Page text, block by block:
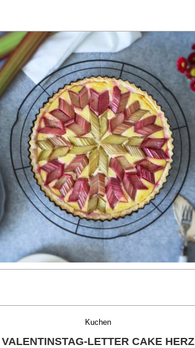
Kuchen
VALENTINSTAG-LETTER CAKE HERZ